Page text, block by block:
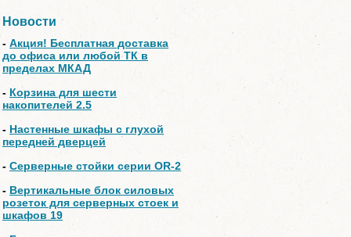
Новости
- Акция! Бесплатная доставка
до офиса или любой ТК в
пределах МКАД
-Корзина для шести
накопителей 2.5
- Настенные шкафы с глухой
передней дверцей
-Серверные стойки серии OR-2
- Вертикальные блок силовых
розеток для серверных стоек и
шкафов 19